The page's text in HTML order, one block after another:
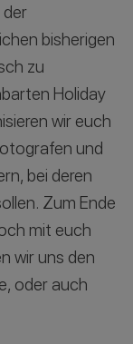
der
bisherigen
zu
Holiday
wir euch
und
bei deren
Zum Ende
mit euch
wir uns den
oder auch